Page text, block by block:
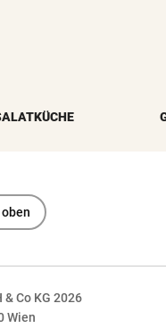
Co KG 2026
Wien